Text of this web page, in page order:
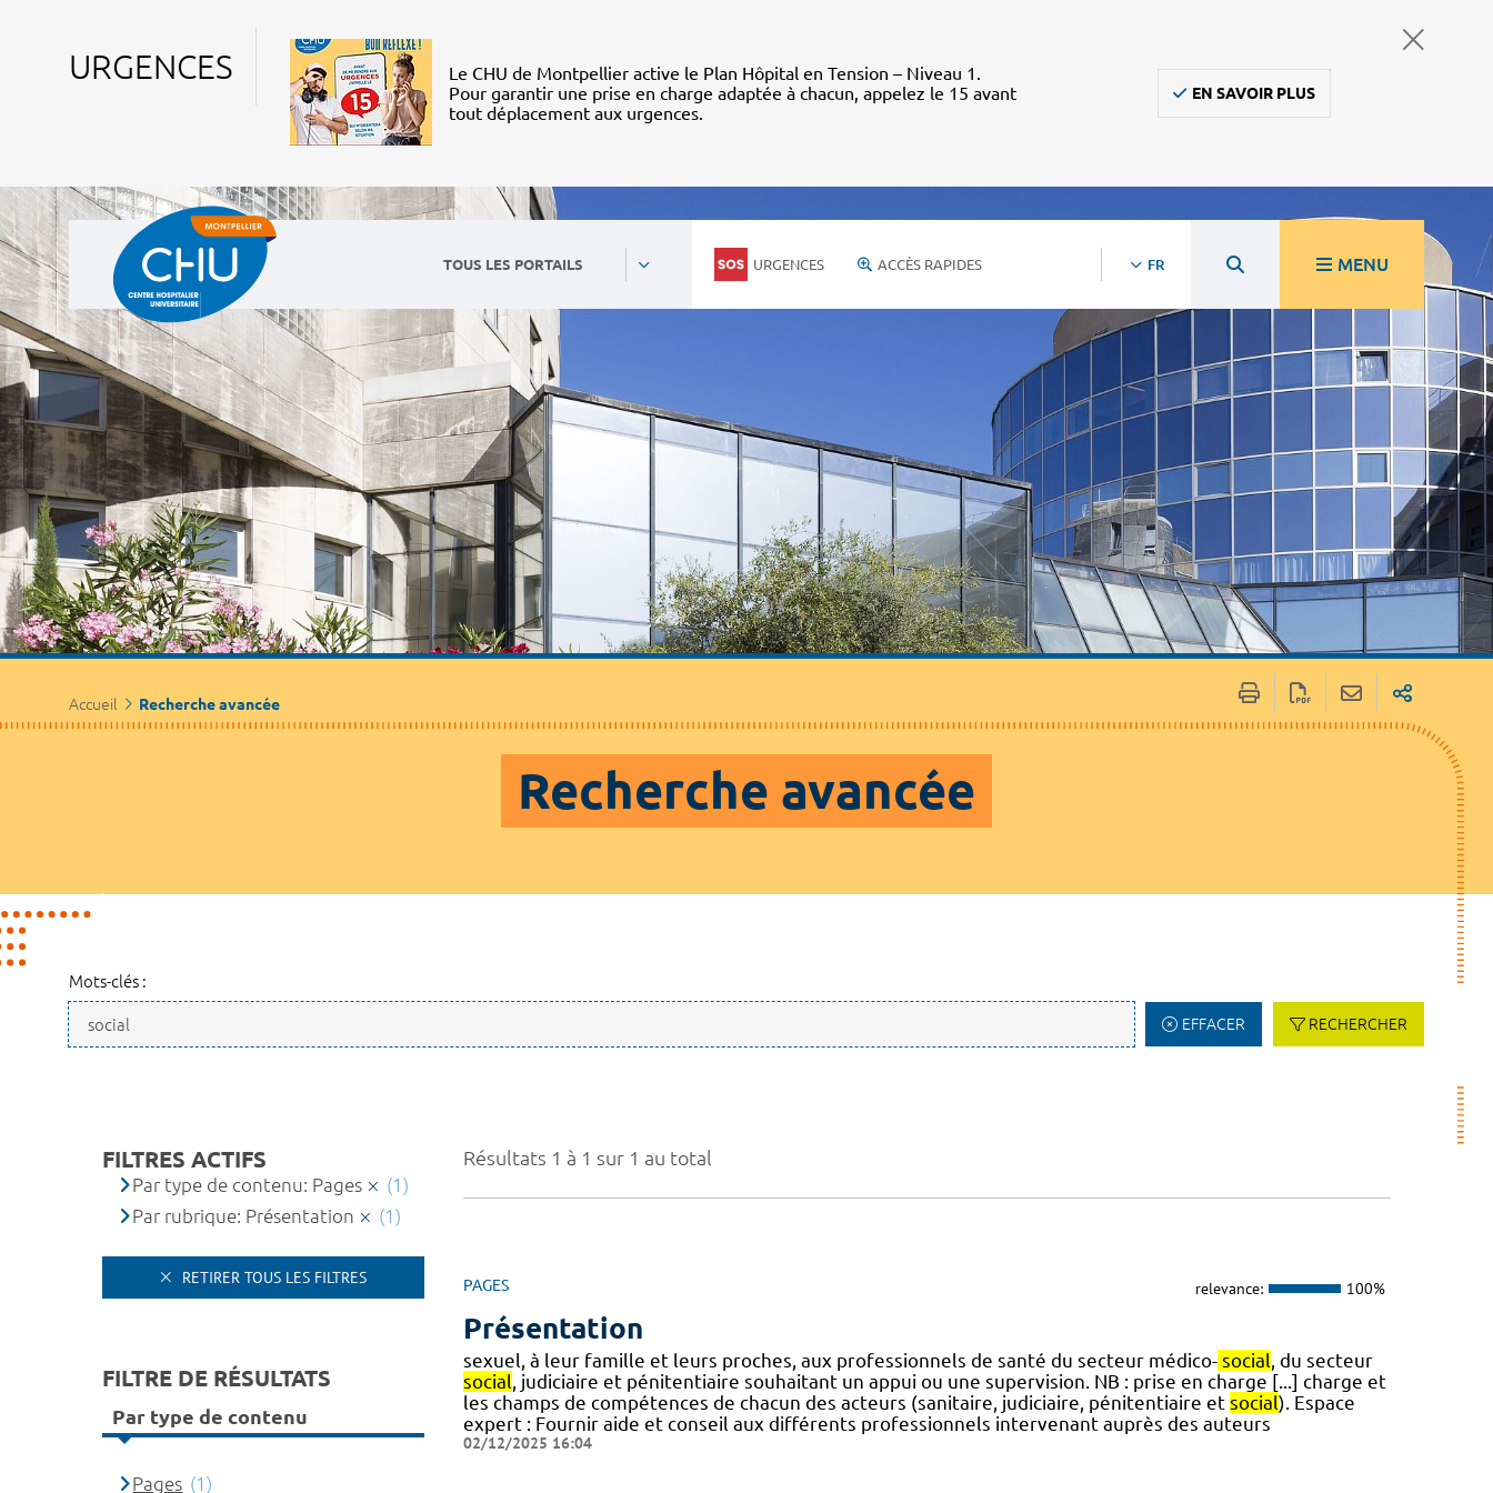
URGENCES
Le CHU de Montpellier active le Plan Hôpital en Tension – Niveau 1.
Pour garantir une prise en charge adaptée à chacun, appelez le 15 avant
tout déplacement aux urgences.
EN SAVOIR PLUS
TOUS LES PORTAILS URGENCES ACCÈS RAPIDES FR MENU
Accueil Recherche avancée
Recherche avancée
Mots-clés :
EFFACER RECHERCHER
Résultats 1 à 1 sur 1 au total
PAGES relevance: 100%
Présentation
sexuel, à leur famille et leurs proches, aux professionnels de santé du secteur médico- social, du secteur
social, judiciaire et pénitentiaire souhaitant un appui ou une supervision. NB : prise en charge [...] charge et
les champs de compétences de chacun des acteurs (sanitaire, judiciaire, pénitentiaire et social). Espace
expert : Fournir aide et conseil aux différents professionnels intervenant auprès des auteurs
02/12/2025 16:04
FILTRES ACTIFS
Par type de contenu: Pages
(1)
Par rubrique: Présentation
(1)
RETIRER TOUS LES FILTRES
FILTRE DE RÉSULTATS
Par type de contenu
Pages (1)